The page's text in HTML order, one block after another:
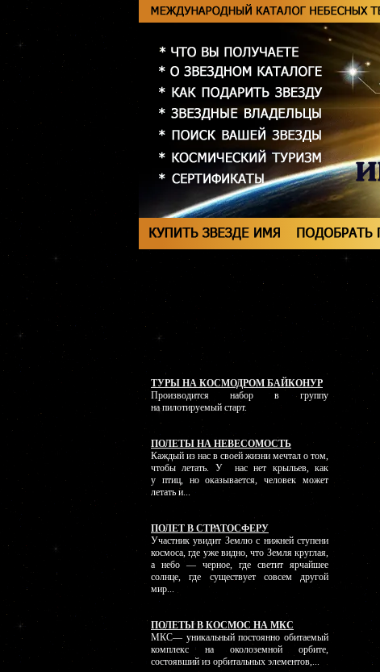
ТУРЫ НА КОСМОДРОМ БАЙКОНУР
Производится набор в группу
на пилотируемый старт.
ПОЛЕТЫ НА НЕВЕСОМОСТЬ
Каждый из нас в своей жизни мечтал о том,
чтобы летать. У нас нет крыльев, как
у птиц, но оказывается, человек может
летать и...
ПОЛЕТ В СТРАТОСФЕРУ
Участник увидит Землю с нижней ступени
космоса, где уже видно, что Земля круглая,
а небо — черное, где светит ярчайшее
солнце, где существует совсем другой
мир...
ПОЛЕТЫ В КОСМОС НА МКС
МКС— уникальный постоянно обитаемый
комплекс на околоземной орбите,
состоявший из орбитальных элементов,...